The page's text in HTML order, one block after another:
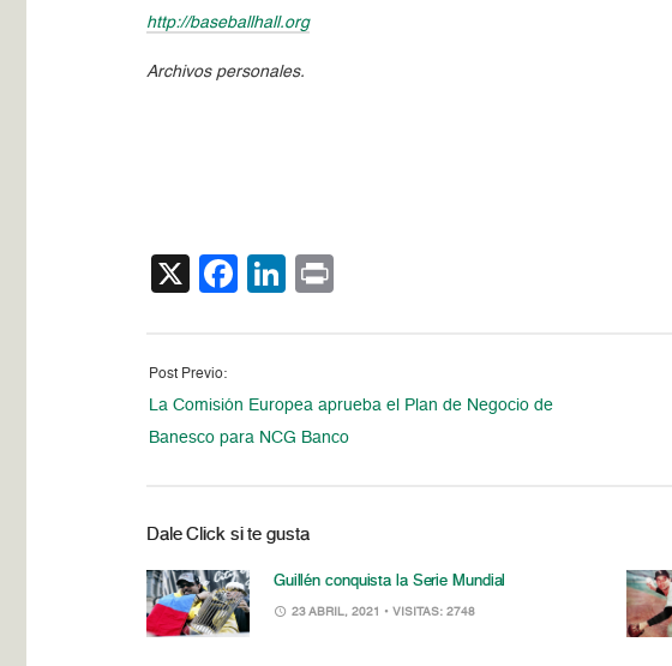
http://baseballhall.org
Archivos personales.
X Facebook
LinkedIn
Post Previo:
La Comisión Europea aprueba el Plan de Negocio de
Banesco para NCG Banco
Dale Click si te gusta
Guillén conquista la Serie Mundial
23 ABRIL, 2021 • VISITAS: 2748